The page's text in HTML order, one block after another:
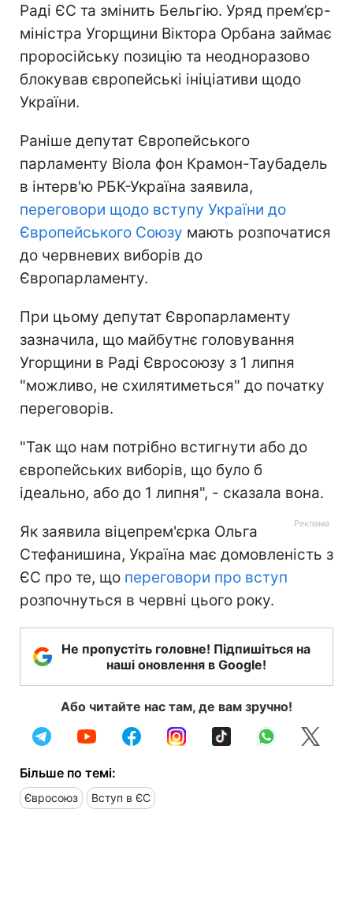
Раді ЄС та змінить Бельгію. Уряд прем’єр-
міністра Угорщини Віктора Орбана займає
проросійську позицію та неодноразово
блокував європейські ініціативи щодо
України.
Раніше депутат Європейського
парламенту Віола фон Крамон-Таубадель
в інтерв'ю РБК-Україна заявила,
переговори щодо вступу України до
Європейського Союзу мають розпочатися
до червневих виборів до
Європарламенту.
При цьому депутат Європарламенту
зазначила, що майбутнє головування
Угорщини в Раді Євросоюзу з 1 липня
"можливо, не схилятиметься" до початку
переговорів.
"Так що нам потрібно встигнути або до
європейських виборів, що було б
ідеально, або до 1 липня", - сказала вона.
Як заявила віцепрем'єрка Ольга
Стефанишина, Україна має домовленість з
ЄС про те, що переговори про вступ
розпочнуться в червні цього року.
Не пропустіть головне! Підпишіться на
наші оновлення в Google!
Або читайте нас там, де вам зручно!
Більше по темі:
Євросоюз Вступ в ЄС